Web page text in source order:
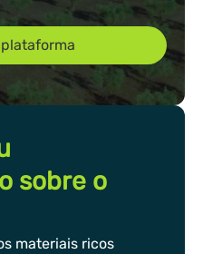
sobre o
materiais ricos